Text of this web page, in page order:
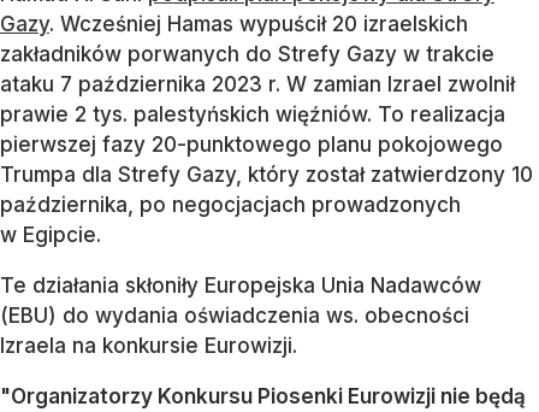
Gazy. Wcześniej Hamas wypuścił 20 izraelskich
zakładników porwanych do Strefy Gazy w trakcie
ataku 7 października 2023 r. W zamian Izrael zwolnił
prawie 2 tys. palestyńskich więźniów. To realizacja
pierwszej fazy 20-punktowego planu pokojowego
Trumpa dla Strefy Gazy, który został zatwierdzony 10
października, po negocjacjach prowadzonych
w Egipcie.
Te działania skłoniły Europejska Unia Nadawców
(EBU) do wydania oświadczenia ws. obecności
Izraela na konkursie Eurowizji.
"Organizatorzy Konkursu Piosenki Eurowizji nie będą